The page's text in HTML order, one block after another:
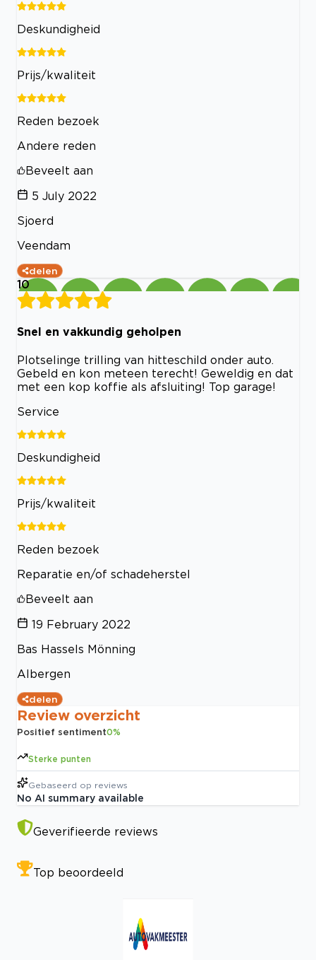
Deskundigheid
Prijs/kwaliteit
Reden bezoek
Andere reden
Beveelt aan
5 July 2022
Sjoerd
Veendam
delen
10
Snel en vakkundig geholpen
Plotselinge trilling van hitteschild onder auto.
Gebeld en kon meteen terecht! Geweldig en dat
met een kop koffie als afsluiting! Top garage!
Service
Deskundigheid
Prijs/kwaliteit
Reden bezoek
Reparatie en/of schadeherstel
Beveelt aan
19 February 2022
Bas Hassels Mönning
Albergen
delen
Review overzicht
Positief sentiment0%
Sterke punten
Gebaseerd op reviews
No AI summary available
Geverifieerde reviews
Top beoordeeld